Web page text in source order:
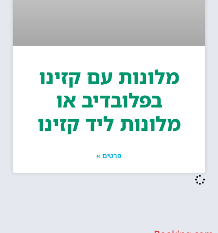
מלונות עם קזינו
בפלובדיב או
מלונות ליד קזינו
פרטים »